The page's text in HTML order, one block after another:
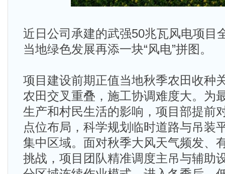
近日公司承建的武强50兆瓦风电项目
当地绿色发展再添一块“风电”拼图。
项目建设前期正值当地秋季农田收种
农田交叉重叠，施工协调难度大。为
生产和村民生活的影响，项目部提前
点位布局，科学规划临时道路与吊装
集中区域。面对秋季大风天气频发、
挑战，项目团队精准调度主吊与辅助